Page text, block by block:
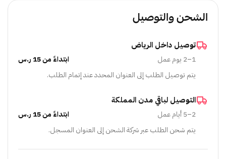
الشحن والتوصيل
توصيل داخل الرياض
1–2 يوم عمل
ابتداءً من 15 ر.س
يتم توصيل الطلب إلى العنوان المحدد عند إتمام الطلب.
التوصيل لباقي مدن المملكة
2–5 أيام عمل
ابتداءً من 15 ر.س
يتم شحن الطلب عبر شركة الشحن إلى العنوان المسجل.